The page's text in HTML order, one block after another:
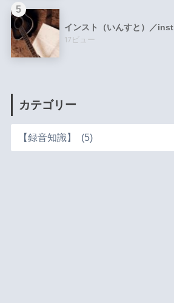
インスト（いんすと）／inst
17ビュー
カテゴリー